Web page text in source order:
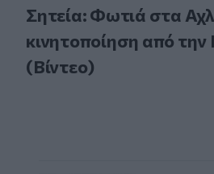
Σητεία: Φωτιά στα
κινητοποίηση από
(Βίντεο)